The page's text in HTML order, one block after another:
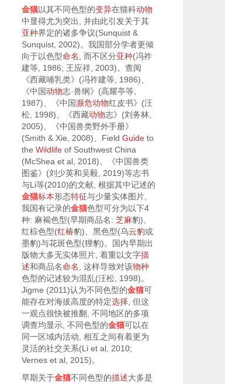
金猫以其不同色型的变异在猫科动物
中显得尤为突出, 并由此引发关于其
亚种界定的诸多争议(Sunquist &
Sunquist, 2002)。我国部分学者更倾
向于以色型命名 , 而不区分亚种(冯祚
建等, 1986; 王应祥, 2003)。查阅
《西藏哺乳类》(冯祚建等, 1986)、
《中国动物志·兽纲》(高耀亭等,
1987)、《中国濒危动物红皮书》(汪
松, 1998)、《西藏动物志》(刘务林,
2005)、《中国兽类野外手册》
(Smith & Xie, 2008)、 Field Guideto
the Wildlifeof Southwest China
(McShea et al, 2018)、《中国兽类
图鉴》(刘少英和吴毅, 2019)等志书
与Li等(2010)的文献, 根据其中记述的
金猫标本形态特征与少量实体图片,
我国有记录的金猫色型可分为以下4
种: 麻褐色型(早期商品名: 芝麻豹)、
红棕色型(红椿豹)、黑色型(乌云豹或
墨豹)与花斑色型(狸豹)。国内早期出
版物大多无实体照片, 着重以文字描
述和商品名命名 , 这样导致对该物种
色型的记述较为混乱(汪松, 1998)。
Jigme (2011)认为不同色型的金猫可
能存在对海拔高度的特定选择, 但这
一观点很快被推翻, 不同地区的多项
调查均显示, 不同色型的金猫可以在
同一区域内活动, 相互之间有着更为
灵活的社交关系(Li et al, 2010;
Vernes et al, 2015)。
早期关于金猫不同色型的描述大多是